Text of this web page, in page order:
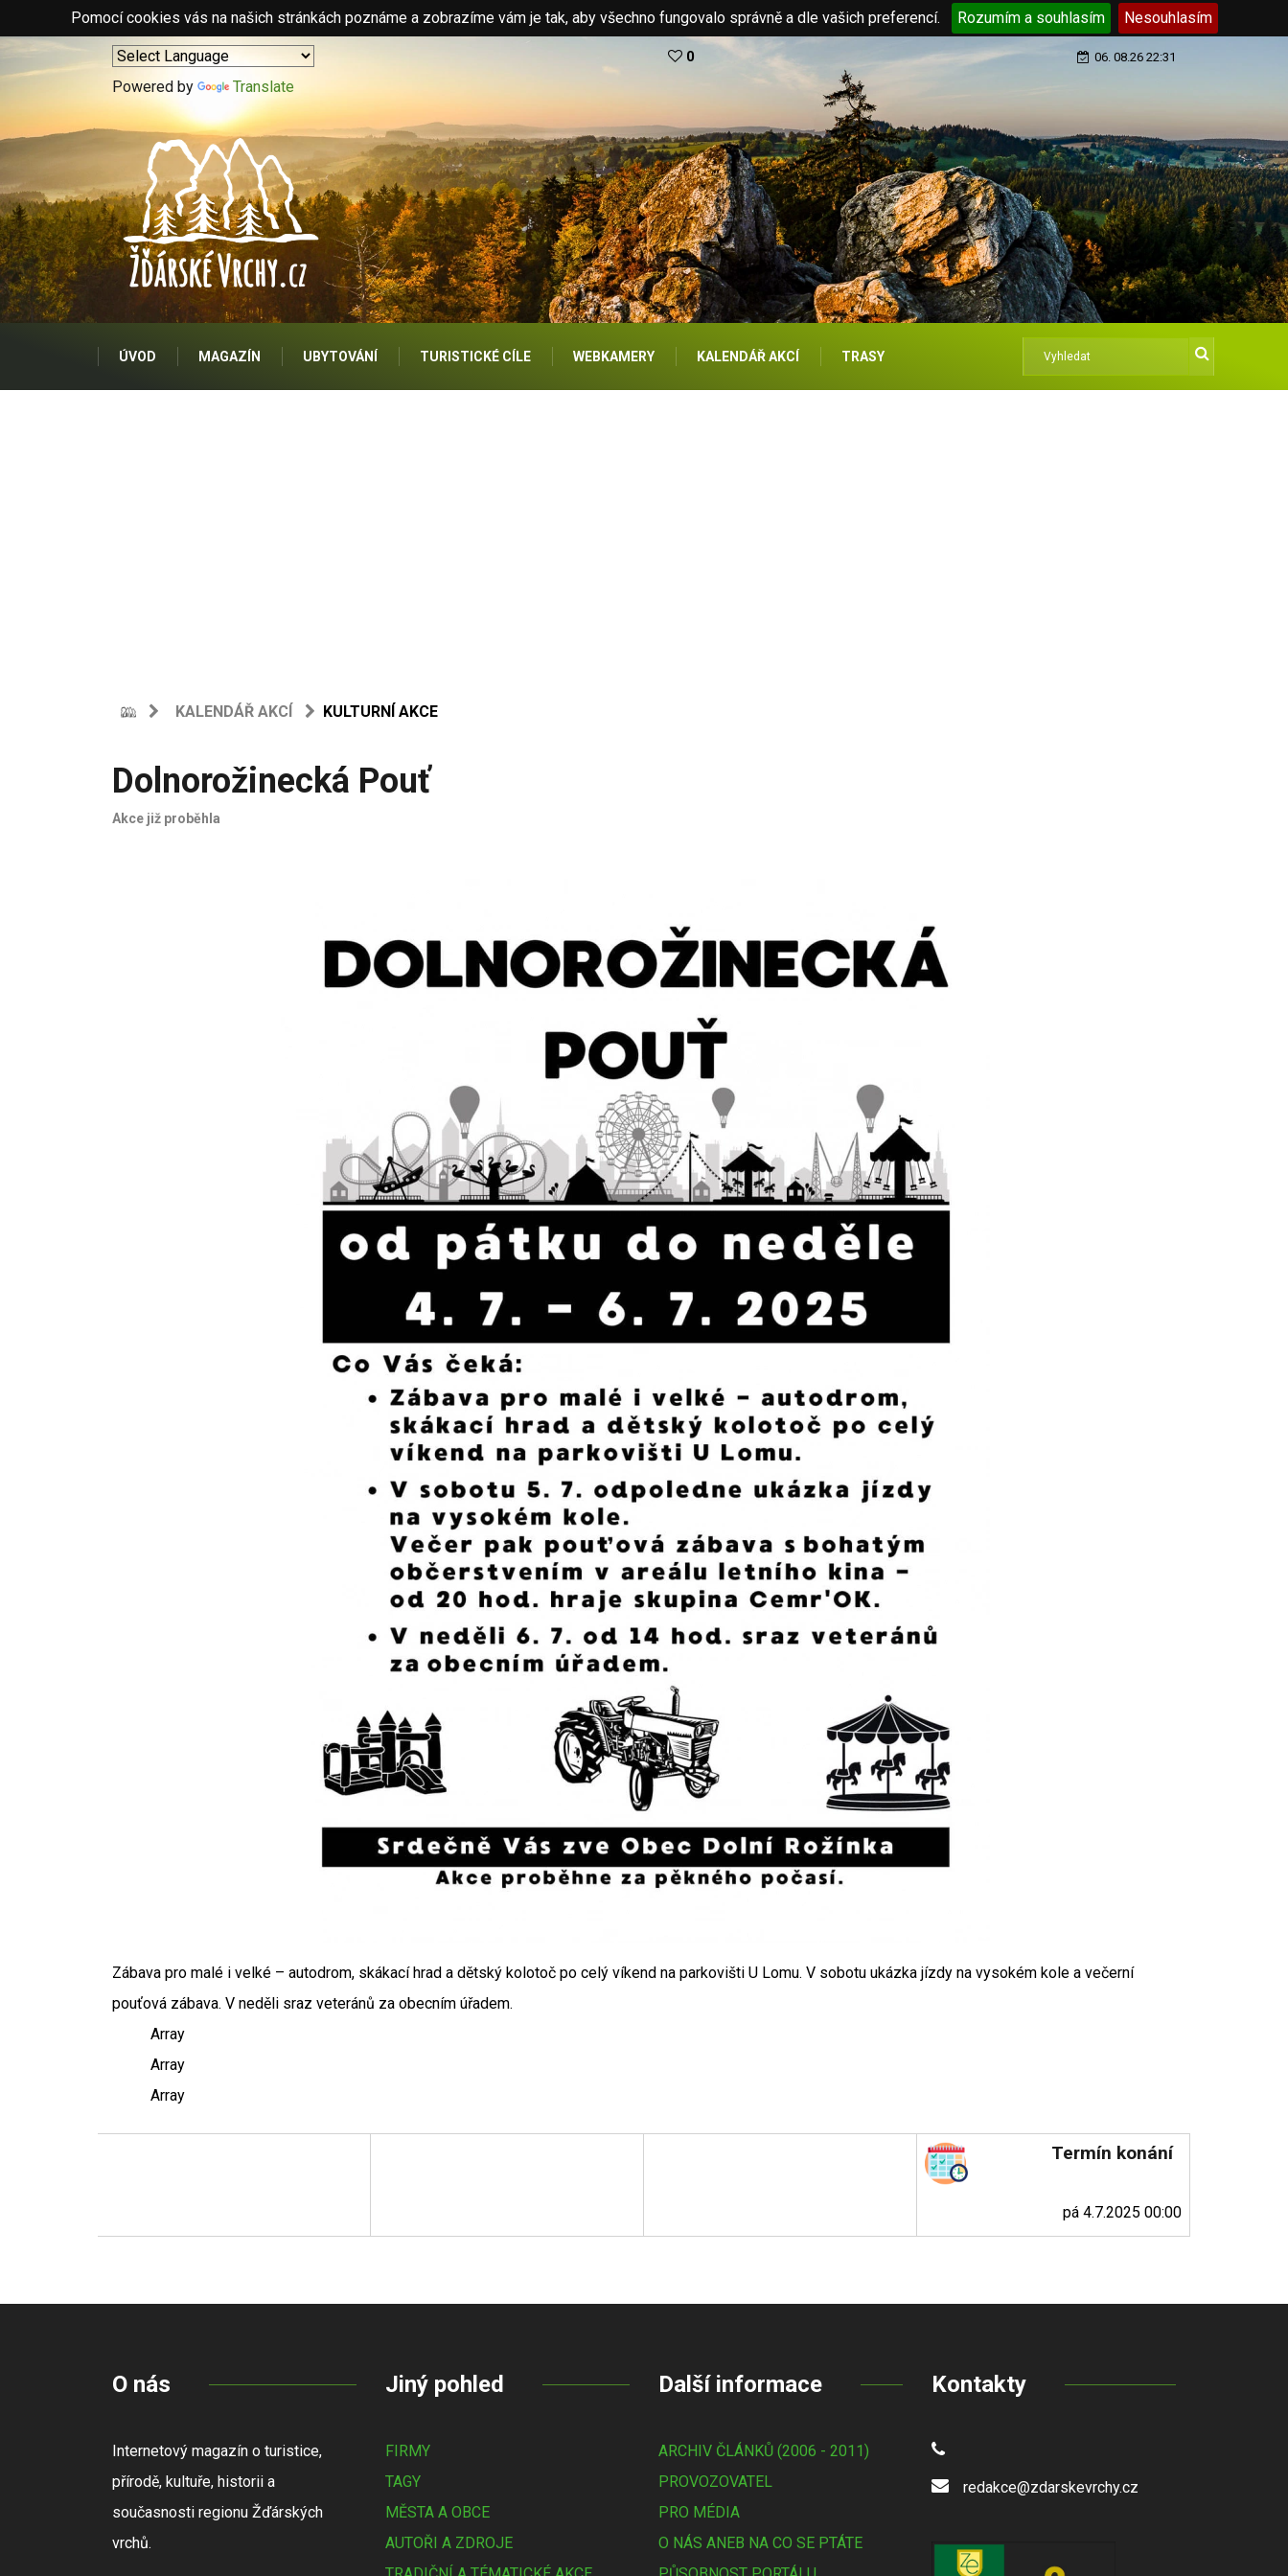
Pomocí cookies vás na našich stránkách poznáme a zobrazíme vám je tak, aby všechno fungovalo správně a dle vašich preferencí. Rozumím a souhlasím Nesouhlasím
Powered by Translate
0 06. 08.26 22:31
ÚVOD MAGAZÍN UBYTOVÁNÍ TURISTICKÉ CÍLE WEBKAMERY KALENDÁŘ AKCÍ TRASY
KALENDÁŘ AKCÍ KULTURNÍ AKCE
Dolnorožinecká Pouť
Akce již proběhla
Zábava pro malé i velké – autodrom, skákací hrad a dětský kolotoč po celý víkend na parkovišti U Lomu. V sobotu ukázka jízdy na vysokém kole a večerní
pouťová zábava. V neděli sraz veteránů za obecním úřadem.
Array
Array
Array
Termín konání
pá 4.7.2025 00:00
O nás
Internetový magazín o turistice,
přírodě, kultuře, historii a
současnosti regionu Žďárských
vrchů.
Jiný pohled
FIRMY
TAGY
MĚSTA A OBCE
AUTOŘI A ZDROJE
Další informace
ARCHIV ČLÁNKŮ (2006 - 2011)
PROVOZOVATEL
PRO MÉDIA
O NÁS ANEB NA CO SE PTÁTE
Kontakty
redakce@zdarskevrchy.cz